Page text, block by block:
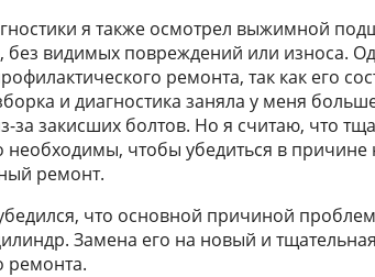
я также осмотрел выжимной
без видимых повреждений или износа.
ремонта, так как его
и диагностика заняла у меня
за закисших болтов. Но я считаю, что
необходимы, чтобы убедиться в причине
ремонт.
что основной причиной
Замена его на новый и
ремонта.